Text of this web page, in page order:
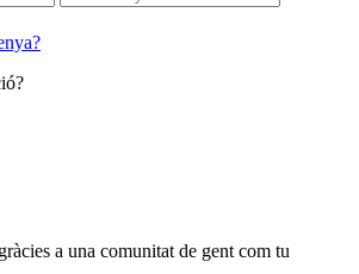
a una comunitat de gent com tu